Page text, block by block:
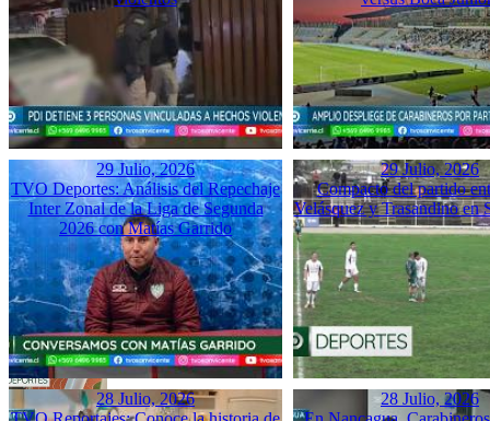
29 Julio, 2026
TVO Deportes: Análisis del Repechaje
Inter Zonal de la Liga de Segunda
2026 con Matías Garrido
29 Julio, 2026
Compacto del partido
Velásquez y Trasandino en
28 Julio, 2026
28 Julio, 2026